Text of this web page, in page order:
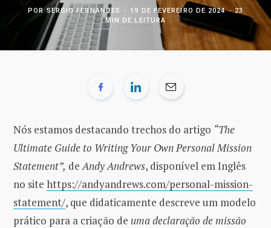
PORSERGIO FERNANDES 19 DE FEVEREIRO DE 2024
23
MIN DE LEITURA
Nós estamos destacando trechos do artigo “The
Ultimate Guide to Writing Your Own Personal Mission
Statement”, deAndy Andrews, disponível em Inglês
no site https://andyandrews.com/personal-mission-
statement/, que didaticamente descreve um modelo
prático para a criação de uma declaração de missão